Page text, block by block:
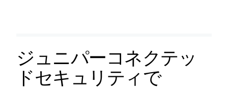
ジュニパーコネクテッ
ドセキュリティで